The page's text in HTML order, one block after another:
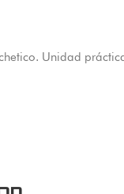
Unidad